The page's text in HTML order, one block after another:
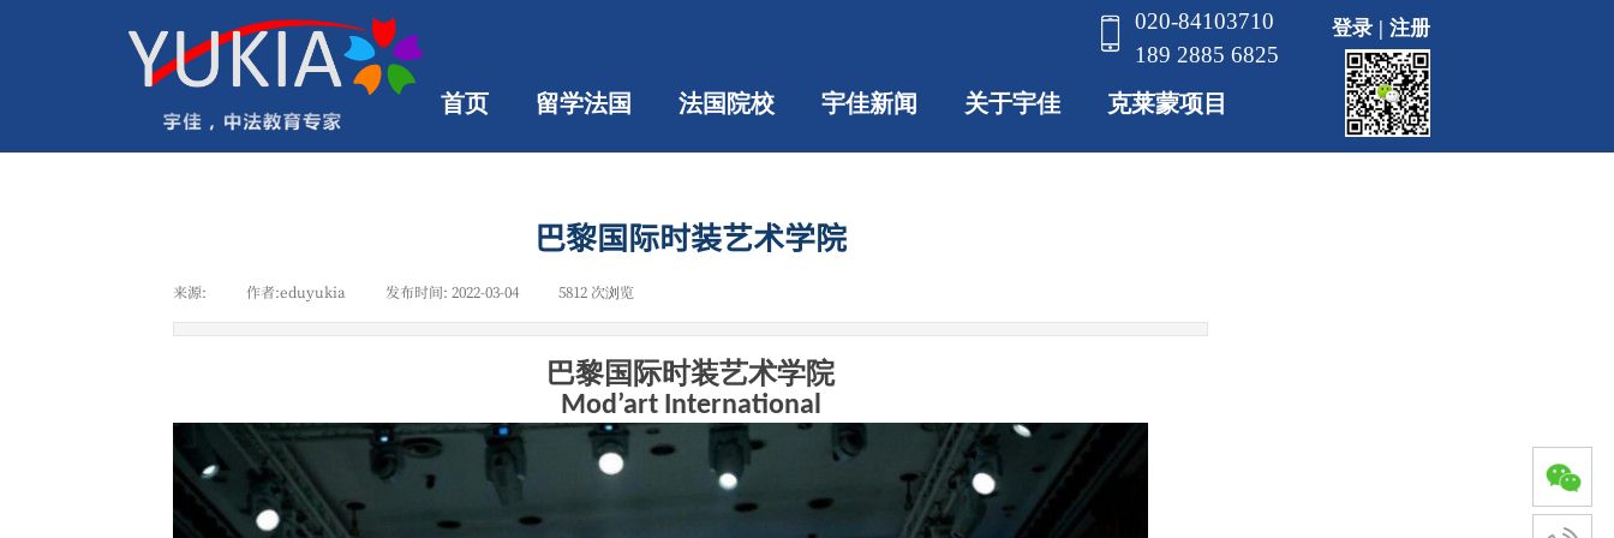
020-84103710
189 2885 6825
首页 留学法国 法国院校 宇佳新闻 关于宇佳 克莱蒙项目
登录 | 注册
巴黎国际时装艺术学院
来源: 作者:eduyukia 发布时间: 2022-03-04 5812 次浏览
巴黎国际时装艺术学院
Mod’art International